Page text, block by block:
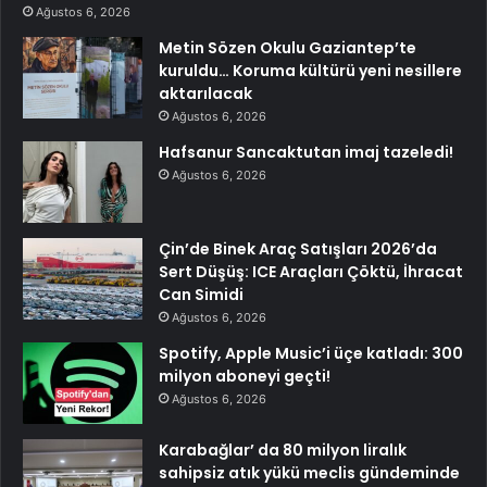
Ağustos 6, 2026
Metin Sözen Okulu Gaziantep’te
kuruldu… Koruma kültürü yeni nesillere
aktarılacak
Ağustos 6, 2026
Hafsanur Sancaktutan imaj tazeledi!
Ağustos 6, 2026
Çin’de Binek Araç Satışları 2026’da
Sert Düşüş: ICE Araçları Çöktü, İhracat
Can Simidi
Ağustos 6, 2026
Spotify, Apple Music’i üçe katladı: 300
milyon aboneyi geçti!
Ağustos 6, 2026
Karabağlar’ da 80 milyon liralık
sahipsiz atık yükü meclis gündeminde